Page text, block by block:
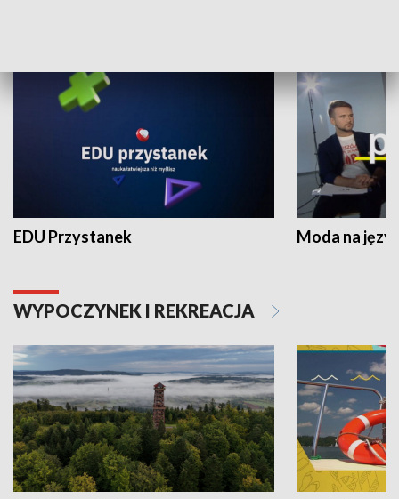
EDU Przystanek Moda na
WYPOCZYNEK I REKREACJA